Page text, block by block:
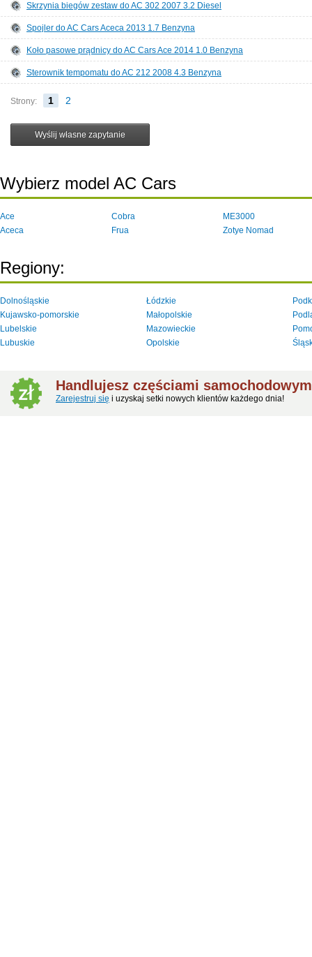
Skrzynia biegów zestaw do AC 302 2007 3.2 Diesel
Spojler do AC Cars Aceca 2013 1.7 Benzyna
Koło pasowe prądnicy do AC Cars Ace 2014 1.0 Benzyna
Sterownik tempomatu do AC 212 2008 4.3 Benzyna
Strony: 1 2
Wybierz model AC Cars
Ace
Aceca
Cobra
Frua
ME3000
Zotye Nomad
Regiony:
Dolnośląskie
Kujawsko-pomorskie
Lubelskie
Lubuskie
Łódzkie
Małopolskie
Mazowieckie
Opolskie
Handlujesz częściami
Zarejestruj się i uzyskaj setki nowych klientów każdego dnia!